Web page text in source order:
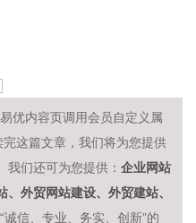
优内容页调用会员自定义属
这篇文章，我们将为您提供
们还可为您提供： 企业网站
外贸网站建设、外贸建站、
信、专业、务实、创新”的